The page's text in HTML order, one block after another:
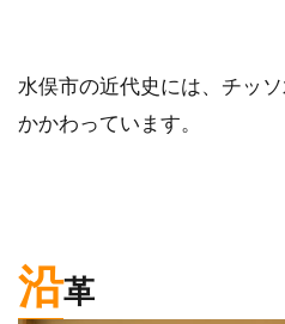
水俣市の近代史には、チッ
かかわっています。
沿革